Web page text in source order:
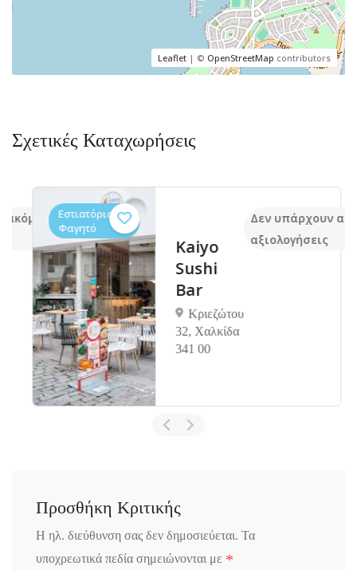
Leaflet | © OpenStreetMap contributors
Σχετικές Καταχωρήσεις
Εστιατόρια,
Φαγητό
Kaiyo
Sushi
Bar
Κριεζώτου
32, Χαλκίδα
341 00
Δεν υπάρχουν
αξιολογήσεις
Προσθήκη Κριτικής
Η ηλ. διεύθυνση σας δεν δημοσιεύεται. Τα
υποχρεωτικά πεδία σημειώνονται με *